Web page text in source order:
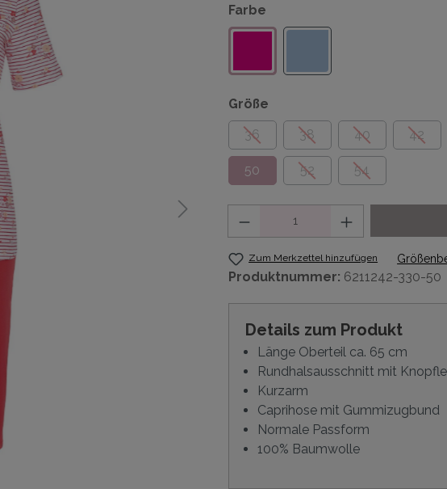
Farbe
Größe
36
38 40 42
50 52 54
Zum Merkzettel hinzufügen
Produktnummer: 6211242-330-50
Details zum Produkt
Länge Oberteil ca. 65 cm
Rundhalsausschnitt mit
Kurzarm
Caprihose mit Gummizugbund
Normale Passform
100% Baumwolle